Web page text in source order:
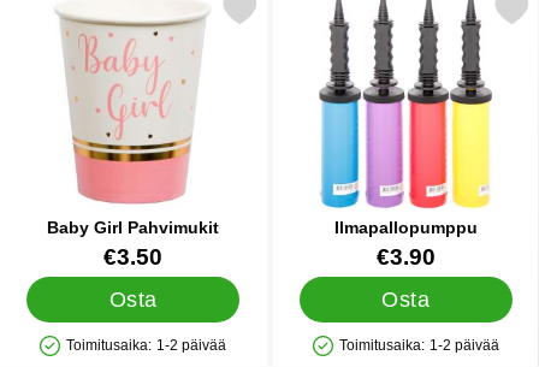
Baby Girl Pahvimukit
Tuote.nro 41373
€3.50
Osta
Saatavuus: Varastossa
Toimitusaika: 1-2 päivää
Merkitse baby Girl Pahvimukit suosikiksi
Ilmapallopumppu
Tuote.nro 9838€3.90
Osta
Saatavuus: Varastossa
Toimitusaika: 1-2 päivää
Merkitse